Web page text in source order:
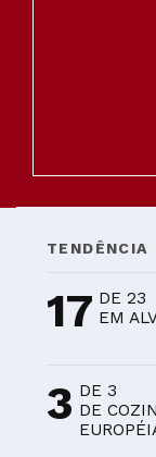
TENDÊNCIA
17 DE 23
EM
3 DE 3
DE